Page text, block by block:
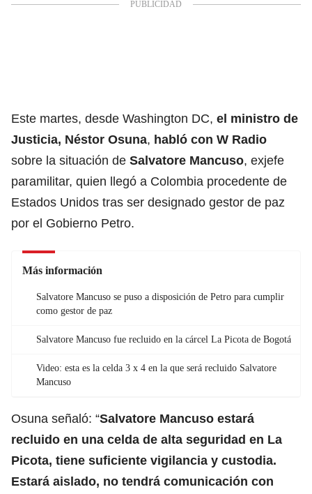
Este martes, desde Washington DC, el ministro de
Justicia, Néstor Osuna, habló con W Radio
sobre la situación de Salvatore Mancuso, exjefe
paramilitar, quien llegó a Colombia procedente de
Estados Unidos tras ser designado gestor de paz
por el Gobierno Petro.
Más información
Salvatore Mancuso se puso a disposición de Petro para cumplir
como gestor de paz
Salvatore Mancuso fue recluido en la cárcel La Picota de Bogotá
Video: esta es la celda 3 x 4 en la que será recluido Salvatore
Mancuso
Osuna señaló: “Salvatore Mancuso estará
recluido en una celda de alta seguridad en La
Picota, tiene suficiente vigilancia y custodia.
Estará aislado, no tendrá comunicación con